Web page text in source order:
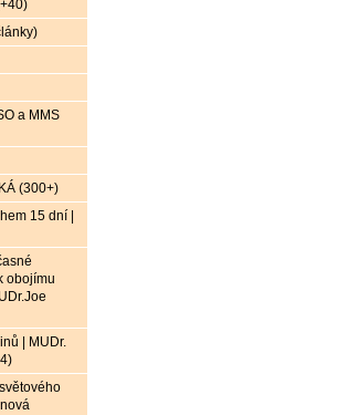
a MMS
(300+)
15 dní |
obojímu
| MUDr.